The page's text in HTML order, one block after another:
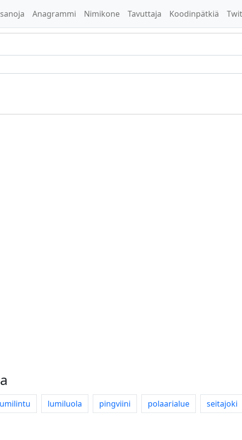
Anagrammi Nimikone Tavuttaja Koodinpätkiä
lumiluola pingviini polaarialue seitajoki